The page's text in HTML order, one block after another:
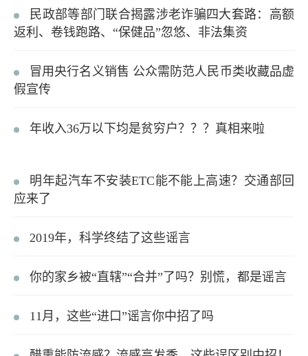
民政部等部门联合揭露涉老诈骗四大套路：高额
返利、卷钱跑路、“保健品”忽悠、非法集资
冒用央行名义销售 公众需防范人民币类收藏品虚
假宣传
年收入36万以下均是贫穷户？？？真相来啦
明年起汽车不安装ETC能不能上高速？交通部回
应来了
2019年，科学终结了这些谣言
你的家乡被“直辖”“合并”了吗？别慌，都是谣言
11月，这些“进口”谣言你中招了吗